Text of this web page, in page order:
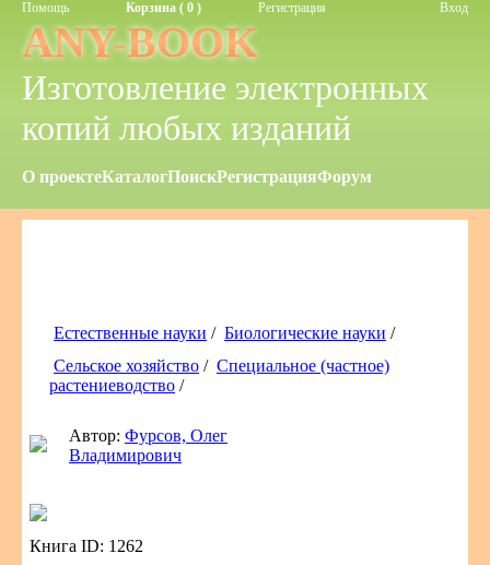
Помощь Корзина ( 0 ) Регистрация Вход
ANY-BOOK
Изготовление электронных
копий любых изданий
О проектеКаталогПоискРегистрацияФорум
Естественные науки / Биологические науки /
Сельское хозяйство / Специальное (частное)
растениеводство /
Автор: Фурсов, Олег
Владимирович
Книга ID: 1262